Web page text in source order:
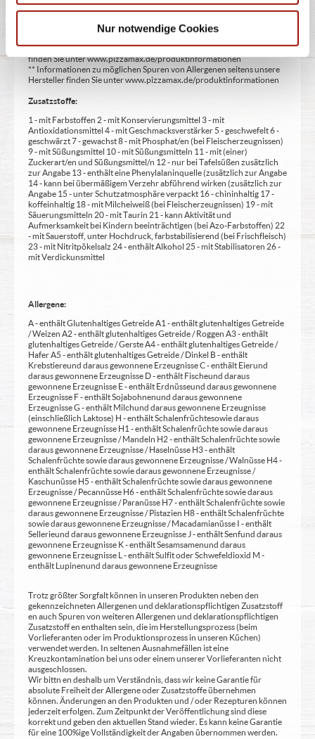
Nur notwendige Cookies
Angaben und können durch die Zubereitung geringfügig variieren.
Produkten abweichen. Wir liefern innerhalb von ca. 30 Minuten.
* Weitere Produktinformationen zu vorverpackten Lebensmitteln
finden Sie unter www.pizzamax.de/produktinformationen
** Informationen zu möglichen Spuren von Allergenen seitens unsere
Hersteller finden Sie unter www.pizzamax.de/produktinformationen
Zusatzstoffe:
1 - mit Farbstoffen 2 - mit Konservierungsmittel 3 - mit
Antioxidationsmittel 4 - mit Geschmacksverstärker 5 - geschwefelt 6 -
geschwärzt 7 - gewachst 8 - mit Phosphat/en (bei Fleischerzeugnissen)
9 - mit Süßungsmittel 10 - mit Süßungsmitteln 11 - mit (einer)
Zuckerart/en und Süßungsmittel/n 12 - nur bei Tafelsüßen zusätzlich
zur Angabe 13 - enthält eine Phenylalaninquelle (zusätzlich zur Angabe
14 - kann bei übermäßigem Verzehr abführend wirken (zusätzlich zur
Angabe 15 - unter Schutzatmosphäre verpackt 16 - chininhaltig 17 -
koffeinhaltig 18 - mit Milcheiweiß (bei Fleischerzeugnissen) 19 - mit
Säuerungsmitteln 20 - mit Taurin 21 - kann Aktivität und
Aufmerksamkeit bei Kindern beeinträchtigen (bei Azo-Farbstoffen) 22
- mit Sauerstoff, unter Hochdruck, farbstabilisierend (bei Frischfleisch)
23 - mit Nitritpökelsalz 24 - enthält Alkohol 25 - mit Stabilisatoren 26 -
mit Verdickunsmittel
Allergene:
A - enthält Glutenhaltiges Getreide A1 - enthält glutenhaltiges Getreide
/ Weizen A2 - enthält glutenhaltiges Getreide / Roggen A3 - enthält
glutenhaltiges Getreide / Gerste A4 - enthält glutenhaltiges Getreide /
Hafer A5 - enthält glutenhaltiges Getreide / Dinkel B - enthält
Krebstiere und daraus gewonnene Erzeugnisse C - enthält Eier und
daraus gewonnene Erzeugnisse D - enthält Fische und daraus
gewonnene Erzeugnisse E - enthält Erdnüsse und daraus gewonnene
Erzeugnisse F - enthält Sojabohnen und daraus gewonnene
Erzeugnisse G - enthält Milch und daraus gewonnene Erzeugnisse
(einschließlich Laktose) H - enthält Schalenfrüchte sowie daraus
gewonnene Erzeugnisse H1 - enthält Schalenfrüchte sowie daraus
gewonnene Erzeugnisse / Mandeln H2 - enthält Schalenfrüchte sowie
daraus gewonnene Erzeugnisse / Haselnüsse H3 - enthält
Schalenfrüchte sowie daraus gewonnene Erzeugnisse / Walnüsse H4 -
enthält Schalenfrüchte sowie daraus gewonnene Erzeugnisse /
Kaschunüsse H5 - enthält Schalenfrüchte sowie daraus gewonnene
Erzeugnisse / Pecannüsse H6 - enthält Schalenfrüchte sowie daraus
gewonnene Erzeugnisse / Paranüsse H7 - enthält Schalenfrüchte sowie
daraus gewonnene Erzeugnisse / Pistazien H8 - enthält Schalenfrüchte
sowie daraus gewonnene Erzeugnisse / Macadamianüsse I - enthält
Sellerie und daraus gewonnene Erzeugnisse J - enthält Senf und daraus
gewonnene Erzeugnisse K - enthält Sesamsamen und daraus
gewonnene Erzeugnisse L - enthält Sulfit oder Schwefeldioxid M -
enthält Lupinen und daraus gewonnene Erzeugnisse
Trotz größter Sorgfalt können in unseren Produkten neben den
gekennzeichneten Allergenen und deklarationspflichtigen Zusatzstoff
en auch Spuren von weiteren Allergenen und deklarationspflichtigen
Zusatzstoff en enthalten sein, die im Herstellungsprozess (beim
Vorlieferanten oder im Produktionsprozess in unseren Küchen)
verwendet werden. In seltenen Ausnahmefällen ist eine
Kreuzkontamination bei uns oder einem unserer Vorlieferanten nicht
ausgeschlossen.
Wir bittn en deshalb um Verständnis, dass wir keine Garantie für
absolute Freiheit der Allergene oder Zusatzstoffe übernehmen
können. Änderungen an den Produkten und / oder Rezepturen können
jederzeit erfolgen. Zum Zeitpunkt der Veröffentlichung sind diese
korrekt und geben den aktuellen Stand wieder. Es kann keine Garantie
für eine 100%ige Vollständigkeit der Angaben übernommen werden.